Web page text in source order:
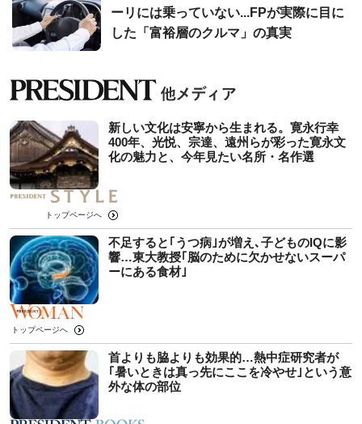
ーリには乗っていない...FPが実際に目に
した「富裕層のクルマ」の真実
新しい文化は安寧から生まれる。寛永行幸
400年、光悦、宗達、遠州らが彩った寛永文
化の魅力と、今年見たい名所・名作選
トップページへ
不足すると｢うつ病｣が増え､子どものIQに影
響…東大教授｢脳のために欠かせないスーパ
ーにある食材｣
トップページへ
首よりも脇よりも効果的…熱中症研究者が
｢暑いときは真っ先にここを冷やせ｣という意
外な体の部位